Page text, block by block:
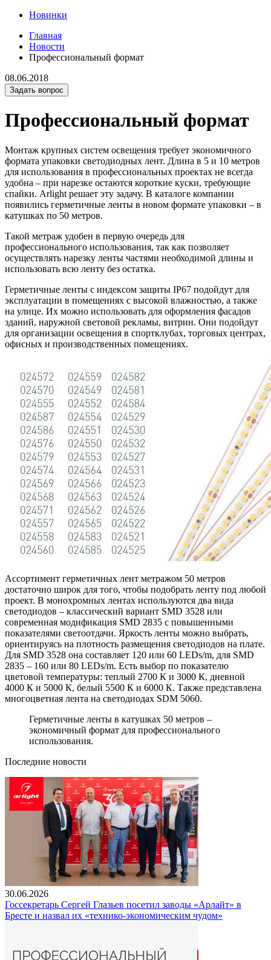
Новинки
Главная
Новости
Профессиональный формат
08.06.2018
Задать вопрос
Профессиональный формат
Монтаж крупных систем освещения требует экономичного
формата упаковки светодиодных лент. Длина в 5 и 10 метров
для использования в профессиональных проектах не всегда
удобна – при нарезке остаются короткие куски, требующие
спайки. Arlight решает эту задачу. В каталоге компании
появились герметичные ленты в новом формате упаковки – в
катушках по 50 метров.
Такой метраж удобен в первую очередь для
профессионального использования, так как позволяет
осуществлять нарезку ленты частями необходимой длины и
использовать всю ленту без остатка.
Герметичные ленты с индексом защиты IP67 подойдут для
эксплуатации в помещениях с высокой влажностью, а также
на улице. Их можно использовать для оформления фасадов
зданий, наружной световой рекламы, витрин. Они подойдут
для организации освещения в спортклубах, торговых центрах,
офисных и производственных помещениях.
Ассортимент герметичных лент метражом 50 метров
достаточно широк для того, чтобы подобрать ленту под любой
проект. В монохромных лентах используются два вида
светодиодов – классический вариант SMD 3528 или
современная модификация SMD 2835 с повышенными
показателями светоотдачи. Яркость ленты можно выбрать,
ориентируясь на плотность размещения светодиодов на плате.
Для SMD 3528 она составляет 120 или 60 LEDs/m, для SMD
2835 – 160 или 80 LEDs/m. Есть выбор по показателю
цветовой температуры: теплый 2700 К и 3000 К, дневной
4000 К и 5000 К, белый 5500 К и 6000 К. Также представлена
многоцветная лента на светодиодах SDM 5060.
Герметичные ленты в катушках 50 метров –
экономичный формат для профессионального
использования.
Последние новости
30.06.2026
Госсекретарь Сергей Глазьев посетил заводы «Арлайт» в
Бресте и назвал их «технико-экономическим чудом»